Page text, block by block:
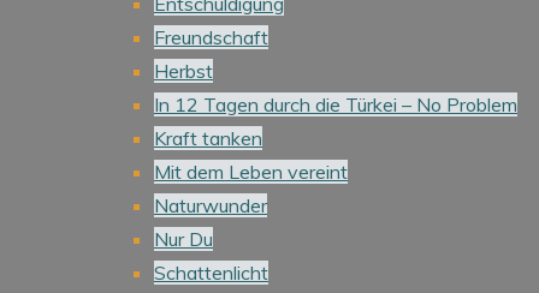
Freundschaft
Herbst
In 12 Tagen durch die Türkei – No Problem
Kraft tanken
Mit dem Leben vereint
Naturwunder
Nur Du
Schattenlicht